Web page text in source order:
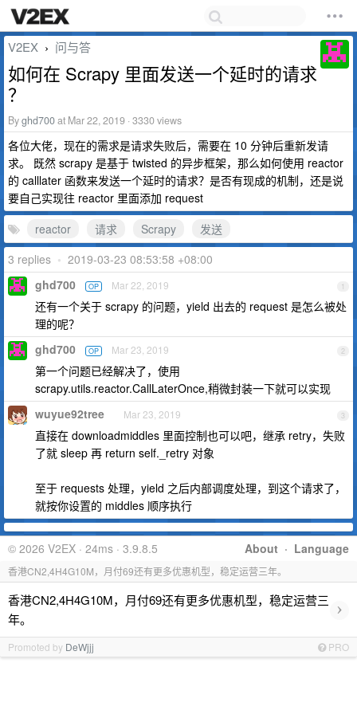
V2EX › 问与答
如何在 Scrapy 里面发送一个延时的请求
？
Byghd700at Mar 22, 2019 · 3330 views
各位大佬，现在的需求是请求失败后，需要在 10 分钟后重新发请
求。 既然 scrapy 是基于 twisted 的异步框架，那么如何使用 reactor
的 calllater 函数来发送一个延时的请求？是否有现成的机制，还是说
要自己实现往 reactor 里面添加 request
reactor
请求 Scrapy
发送
3 replies • 2019-03-23 08:53:58 +08:00
1
ghd700 OP Mar 22, 2019
还有一个关于 scrapy 的问题，yield 出去的 request 是怎么被处
理的呢？
2
ghd700 OP Mar 23, 2019
第一个问题已经解决了，使用
scrapy.utils.reactor.CallLaterOnce,稍微封装一下就可以实现
3
wuyue92tree Mar 23, 2019
直接在 downloadmiddles 里面控制也可以吧，继承 retry，失败
了就 sleep 再 return self._retry 对象
至于 requests 处理，yield 之后内部调度处理，到这个请求了，
就按你设置的 middles 顺序执行
About · Language
© 2026 V2EX · 24ms · 3.9.8.5
香港CN2,4H4G10M，月付69还有更多优惠机型，稳定运营三年。
香港CN2,4H4G10M，月付69还有更多优惠机型，稳定运营三
年。
›
Promoted by DeWjjj PRO